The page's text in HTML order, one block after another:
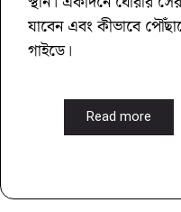
যাবেন এবং কীভাবে
গাইডে।
Read more